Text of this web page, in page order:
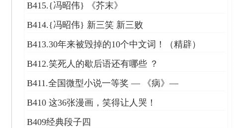
B415.{冯昭伟} 《芥末》
B414.{冯昭伟} 新三笑 新三败
B413.30年来被毁掉的10个中文词！（精辟）
B412.笑死人的歇后语还有哪些 ？
B411.全国微型小说一等奖 — 《病》—
B410 这36张漫画，笑得让人哭！
B409经典段子四